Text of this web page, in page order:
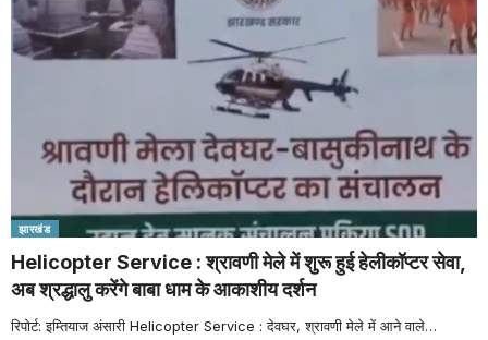
झारखंड
Helicopter Service : श्रावणी मेले में शुरू हुई हेलीकॉप्टर सेवा,
अब श्रद्धालु करेंगे बाबा धाम के आकाशीय दर्शन
रिपोर्ट: इम्तियाज अंसारी Helicopter Service : देवघर, श्रावणी मेले में आने वाले…